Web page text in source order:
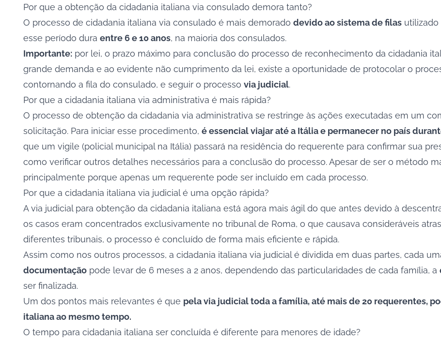
Por que a obtenção da cidadania italiana via consulado demora tanto?
O processo de cidadania italiana via consulado é mais demorado devido ao sistema de filas utilizado
esse período dura entre 6 e 10 anos, na maioria dos consulados.
Importante: por lei, o prazo máximo para conclusão do processo de reconhecimento da cidadania
grande demanda e ao evidente não cumprimento da lei, existe a oportunidade de protocolar o
contornando a fila do consulado, e seguir o processo via judicial.
Por que a cidadania italiana via administrativa é mais rápida?
O processo de obtenção da cidadania via administrativa se restringe às ações executadas em um
solicitação. Para iniciar esse procedimento, é essencial viajar até a Itália e permanecer no país
que um vigile (policial municipal na Itália) passará na residência do requerente para confirmar sua
como verificar outros detalhes necessários para a conclusão do processo. Apesar de ser o método
principalmente porque apenas um requerente pode ser incluído em cada processo.
Por que a cidadania italiana via judicial é uma opção rápida?
A via judicial para obtenção da cidadania italiana está agora mais ágil do que antes devido à
os casos eram concentrados exclusivamente no tribunal de Roma, o que causava consideráveis
diferentes tribunais, o processo é concluído de forma mais eficiente e rápida.
Assim como nos outros processos, a cidadania italiana via judicial é dividida em duas partes, cada
documentação pode levar de 6 meses a 2 anos, dependendo das particularidades de cada família, a
ser finalizada.
Um dos pontos mais relevantes é que pela via judicial toda a família, até mais de 20 requerentes,
italiana ao mesmo tempo.
O tempo para cidadania italiana ser concluída é diferente para menores de idade?